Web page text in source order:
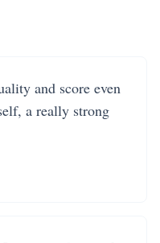
and score even
a really strong